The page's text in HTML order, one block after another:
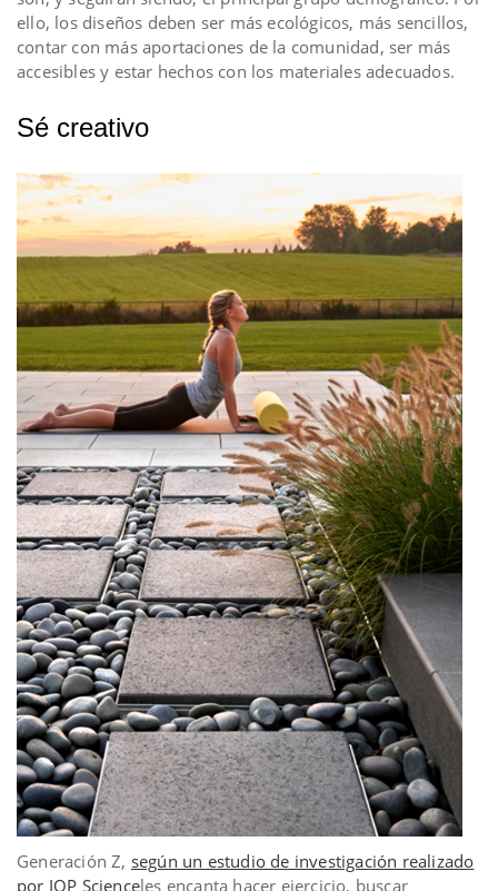
ello, los diseños deben ser más ecológicos, más sencillos,
contar con más aportaciones de la comunidad, ser más
accesibles y estar hechos con los materiales adecuados.
Sé creativo
Generación Z, según un estudio de investigación realizado
por IOP Scienceles encanta hacer ejercicio, buscar